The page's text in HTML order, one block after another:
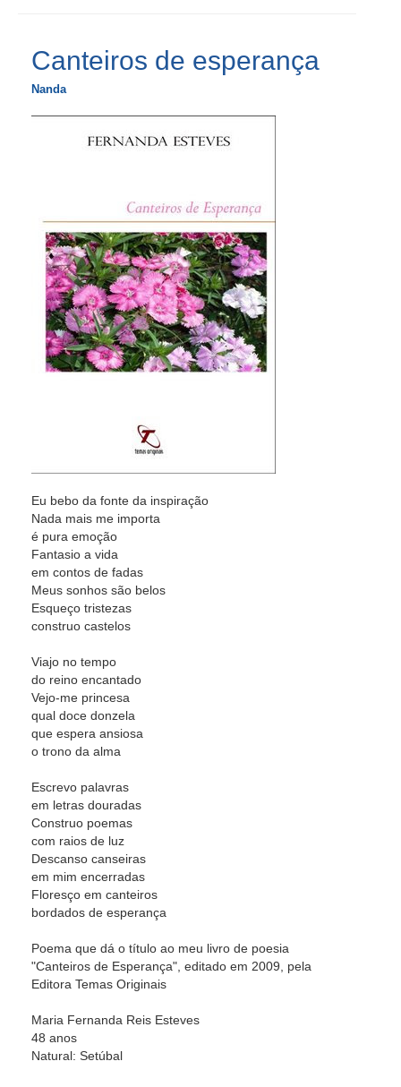
Canteiros de esperança
Nanda
Eu bebo da fonte da inspiração
Nada mais me importa
é pura emoção
Fantasio a vida
em contos de fadas
Meus sonhos são belos
Esqueço tristezas
construo castelos
Viajo no tempo
do reino encantado
Vejo-me princesa
qual doce donzela
que espera ansiosa
o trono da alma
Escrevo palavras
em letras douradas
Construo poemas
com raios de luz
Descanso canseiras
em mim encerradas
Floresço em canteiros
bordados de esperança
Poema que dá o título ao meu livro de poesia
"Canteiros de Esperança", editado em 2009, pela
Editora Temas Originais
Maria Fernanda Reis Esteves
48 anos
Natural: Setúbal